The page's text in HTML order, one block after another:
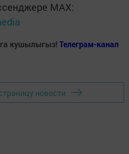
MАХ:
кушылыгыз! Телеграм-канал
новости